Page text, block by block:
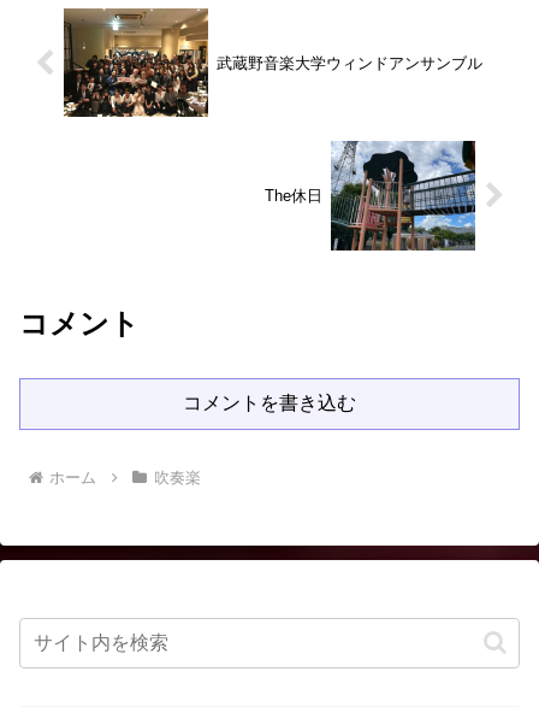
武蔵野音楽大学ウィンドアンサンブル
The休日
コメント
コメントを書き込む
ホーム 吹奏楽